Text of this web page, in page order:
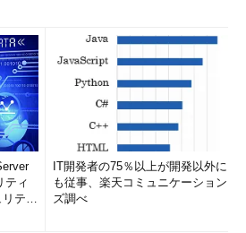
ティ
ティ
IT開発者の75％以上が開発以外に
も従事、楽天コミュニケーション
ズ調べ